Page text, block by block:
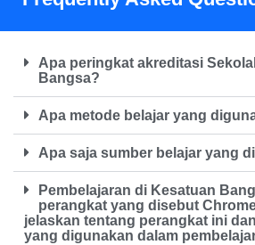
Apa peringkat akreditasi
Bangsa?
Apa metode belajar yang
Apa saja sumber belajar yang
Pembelajaran di Kesatuan
perangkat yang disebut
jelaskan tentang perangkat ini
yang digunakan dalam